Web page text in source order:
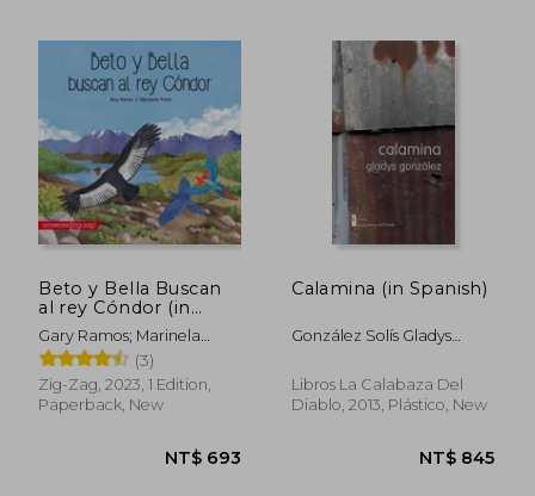
Beto y Bella Buscan
al rey Cóndor (in
Spanish)
Gary Ramos; Marinela
Frank
(3)
Zig-Zag, 2023, 1 Edition,
Paperback, New
Calamina (in Spanish)
González Solís Gladys
Libros La Calabaza Del
Diablo, 2013, Plástico, New